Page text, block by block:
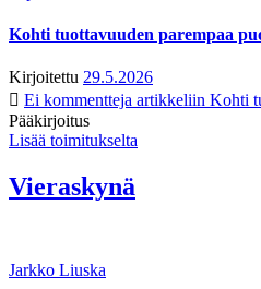
Kohti tuottavuuden parempaa
Kirjoitettu 29.5.2026
Ei kommentteja artikkeliin Kohti
Pääkirjoitus
Lisää toimitukselta
Vieraskynä
Jarkko Liuska